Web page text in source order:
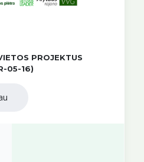
PROJEKTUS
05-16)